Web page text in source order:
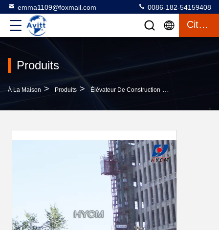
emma1109@foxmail.com 0086-182-54159408
Citation
Produits
À La Maison > Produits > Élévateur De Construction >